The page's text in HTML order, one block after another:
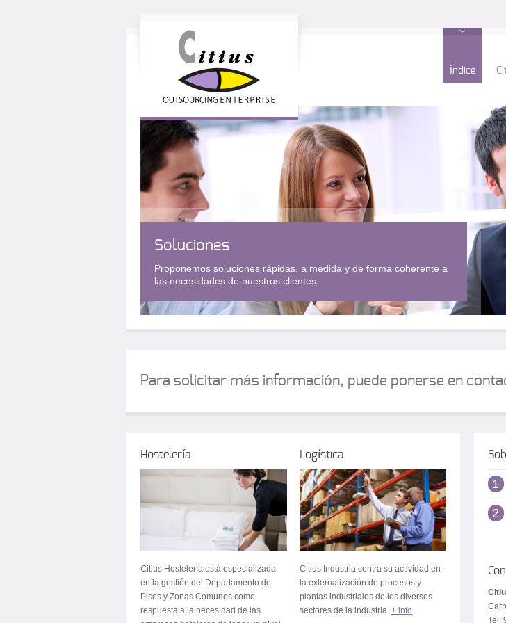
Índice
Soluciones
Proponemos soluciones rápidas, a medida y de forma coherente a
las necesidades de nuestros clientes
Para solicitar más información, puede ponerse en
Hostelería
Citius Hostelería está especializada
en la gestión del Departamento de
Pisos y Zonas Comunes como
respuesta a la necesidad de las
Logística
Citius Industria centra su actividad en
la externalización de procesos y
plantas industriales de los diversos
sectores de la industria. + info
1
2
Tel: